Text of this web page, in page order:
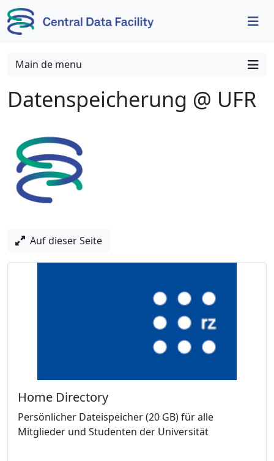
Skip to content
Skip to footer
Main de menu
Datenspeicherung @ UFR
Auf dieser Seite
Home Directory
Persönlicher Dateispeicher (20 GB) für alle
Mitglieder und Studenten der Universität